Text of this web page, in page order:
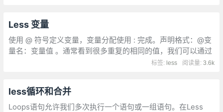
Less 变量
使用 @ 符号定义变量，变量分配使用 : 完成。声明格式：@变
量名：变量值 。通常看到很多重复的相同的值，我们可以通过
使用变量来避免。Less中的变量和其他编程语言一样，可以实
阅读量:3.6k
标签: less
less循环和合并
Loops语句允许我们多次执行一个语句或一组语句。在Less